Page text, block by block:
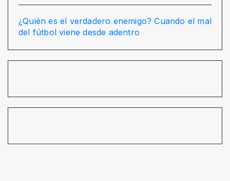
¿Quién es el verdadero enemigo? Cuando el mal
del fútbol viene desde adentro